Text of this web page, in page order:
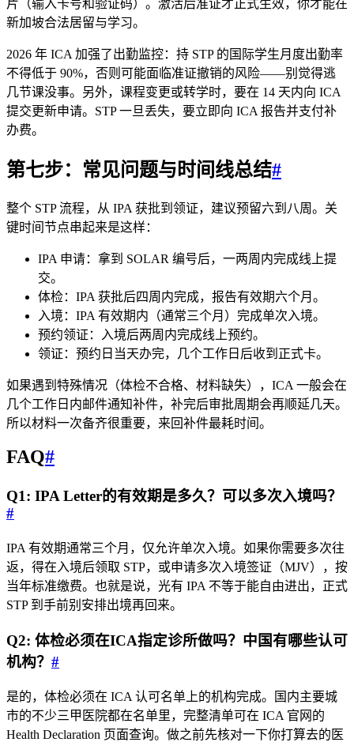
片（输入卡号和验证码）。激活后准证才正式生效，你才能在
新加坡合法居留与学习。
2026 年 ICA 加强了出勤监控：持 STP 的国际学生月度出勤率
不得低于 90%，否则可能面临准证撤销的风险——别觉得逃
几节课没事。另外，课程变更或转学时，要在 14 天内向 ICA
提交更新申请。STP 一旦丢失，要立即向 ICA 报告并支付补
办费。
第七步：常见问题与时间线总结#
整个 STP 流程，从 IPA 获批到领证，建议预留六到八周。关
键时间节点串起来是这样：
IPA 申请：拿到 SOLAR 编号后，一两周内完成线上提
交。
体检：IPA 获批后四周内完成，报告有效期六个月。
入境：IPA 有效期内（通常三个月）完成单次入境。
预约领证：入境后两周内完成线上预约。
领证：预约日当天办完，几个工作日后收到正式卡。
如果遇到特殊情况（体检不合格、材料缺失），ICA 一般会在
几个工作日内邮件通知补件，补完后审批周期会再顺延几天。
所以材料一次备齐很重要，来回补件最耗时间。
FAQ#
Q1: IPA Letter的有效期是多久？可以多次入境吗？
#
IPA 有效期通常三个月，仅允许单次入境。如果你需要多次往
返，得在入境后领取 STP，或申请多次入境签证（MJV），按
当年标准缴费。也就是说，光有 IPA 不等于能自由进出，正式
STP 到手前别安排出境再回来。
Q2: 体检必须在ICA指定诊所做吗？中国有哪些认可
机构？ #
是的，体检必须在 ICA 认可名单上的机构完成。国内主要城
市的不少三甲医院都在名单里，完整清单可在 ICA 官网的
Health Declaration 页面查询。做之前先核对一下你打算去的医